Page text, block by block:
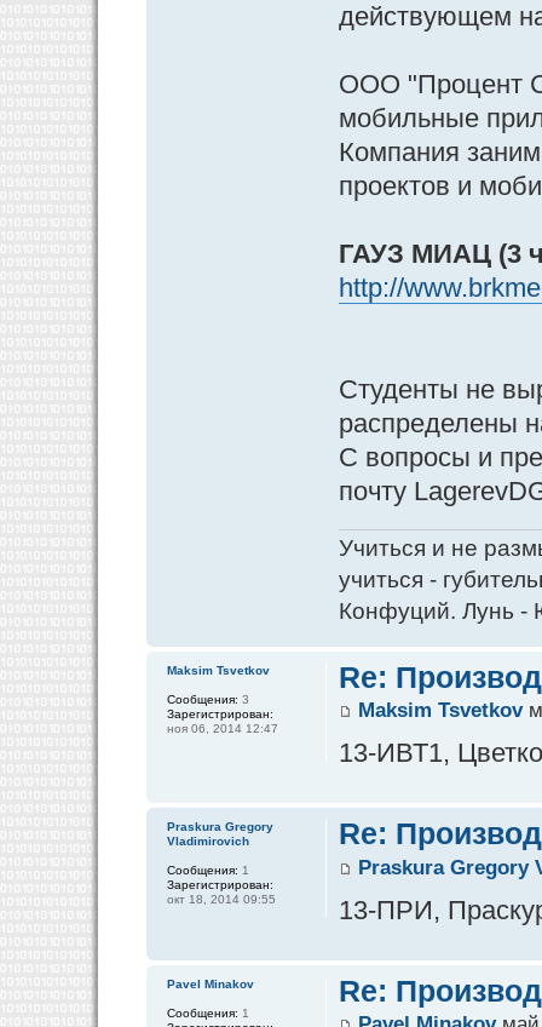
действующем
ООО "Процент
мобильные
Компания
проектов и
ГАУЗ МИАЦ (3
http://
Студенты не
распределены
С вопросы и
почту
Учиться и не
учиться -
Конфуций. Лунь -
Re:
Maksim Tsvetkov
13-ИВТ1,
Maksim Tsvetkov
Сообщения: 3
Зарегистрирован:
ноя 06, 2014 12:47
Re:
Praskura Gregory
13-ПРИ,
Praskura Gregory
Vladimirovich
Сообщения: 1
Зарегистрирован:
окт 18, 2014 09:55
Re:
Pavel Minakov
Сообщения: 1